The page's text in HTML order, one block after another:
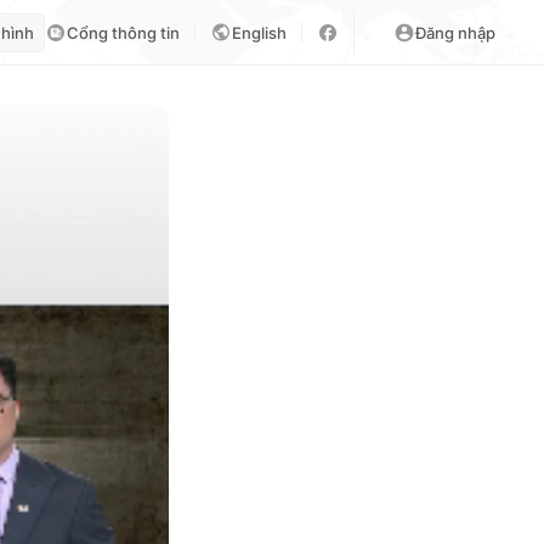
Cổng thông tin English Đăng nhập